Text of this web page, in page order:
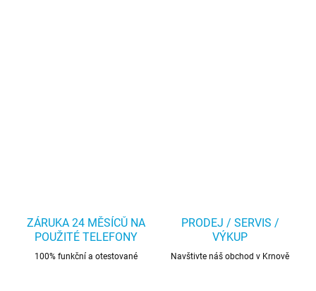
ZÁRUKA 24 MĚSÍCŮ NA
POUŽITÉ TELEFONY
100% funkční a otestované
PRODEJ / SERVIS /
VÝKUP
Navštivte náš obchod v Krnově